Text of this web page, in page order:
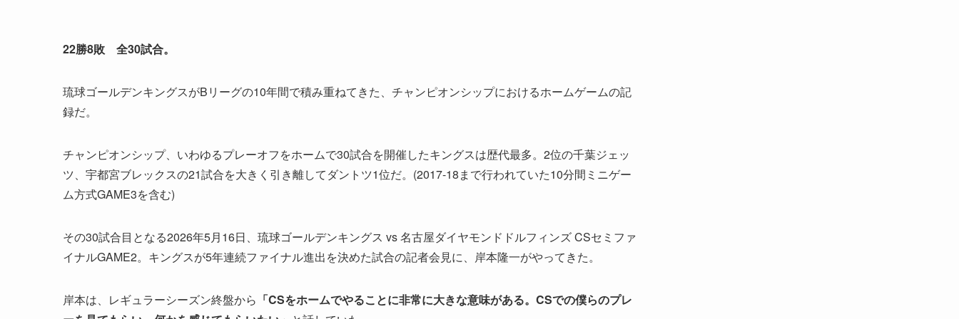
22勝8敗 全30試合。
琉球ゴールデンキングスがBリーグの10年間で積み重ねてきた、チャンピオンシップにおけるホームゲームの記
録だ。
チャンピオンシップ、いわゆるプレーオフをホームで30試合を開催したキングスは歴代最多。2位の千葉ジェッ
ツ、宇都宮ブレックスの21試合を大きく引き離してダントツ1位だ。(2017-18まで行われていた10分間ミニゲー
ム方式GAME3を含む)
その30試合目となる2026年5月16日、琉球ゴールデンキングス vs 名古屋ダイヤモンドドルフィンズ CSセミファ
イナルGAME2。キングスが5年連続ファイナル進出を決めた試合の記者会見に、岸本隆一がやってきた。
岸本は、レギュラーシーズン終盤から 「CSをホームでやることに非常に大きな意味がある。CSでの僕らのプレ